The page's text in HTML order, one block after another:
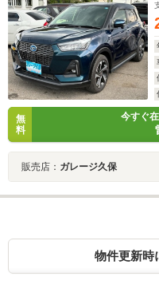
無
料
今すぐ
販売店： ガレージ久保
物件更新時